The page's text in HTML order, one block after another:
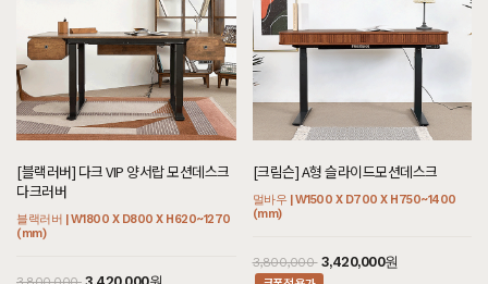
[헤리티지월넛] K형 와인수납장
월넛 | W800 X D450 X H1000 (mm)
[헤리티지월넛] 빌레르 장롱
월넛 | W1200 X D700 X H2040 (mm)
쿠폰적용가
[크림슨] BO형 장식장
멀바우 | W1000 X D300 X H2100 (mm)
3,400,000 3,060,000원 쿠폰적용가
[오필리아] 가죽 소파 세트 다크슬레이
트_40T
월넛 | W2800 X D800 X H750 (mm)
월넛 | W600 X D500 X H1400 (mm)
[블랙러버] 다크 VIP 양서랍 모션데스크
다크러버
블랙러버 | W1800 X D800 X H620~1270
(mm)
[크림슨] A형 슬라이드모션데스크
멀바우 | W1500 X D700 X H750~1400
(mm)
3,800,000 3,420,000원